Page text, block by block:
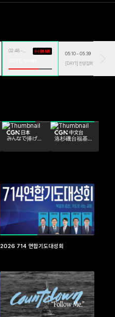
02:48 ~
05:10 ~ 05:39
[DAY1] 찬양집회
みんなで捧げる
洛杉磯台福基督
2026 714 연합기도대성회